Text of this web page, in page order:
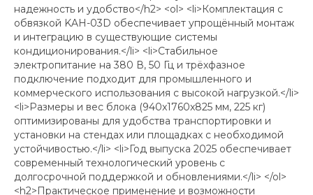
надежность и удобство</h2> <ol> <li>Комплектация с
обвязкой KAH-03D обеспечивает упрощённый монтаж
и интеграцию в существующие системы
кондиционирования.</li> <li>Стабильное
электропитание на 380 В, 50 Гц и трёхфазное
подключение подходит для промышленного и
коммерческого использования с высокой нагрузкой.</li>
<li>Размеры и вес блока (940x1760x825 мм, 225 кг)
оптимизированы для удобства транспортировки и
установки на стендах или площадках с необходимой
устойчивостью.</li> <li>Год выпуска 2025 обеспечивает
современный технологический уровень с
долгосрочной поддержкой и обновлениями.</li> </ol>
<h2>Практическое применение и возможности